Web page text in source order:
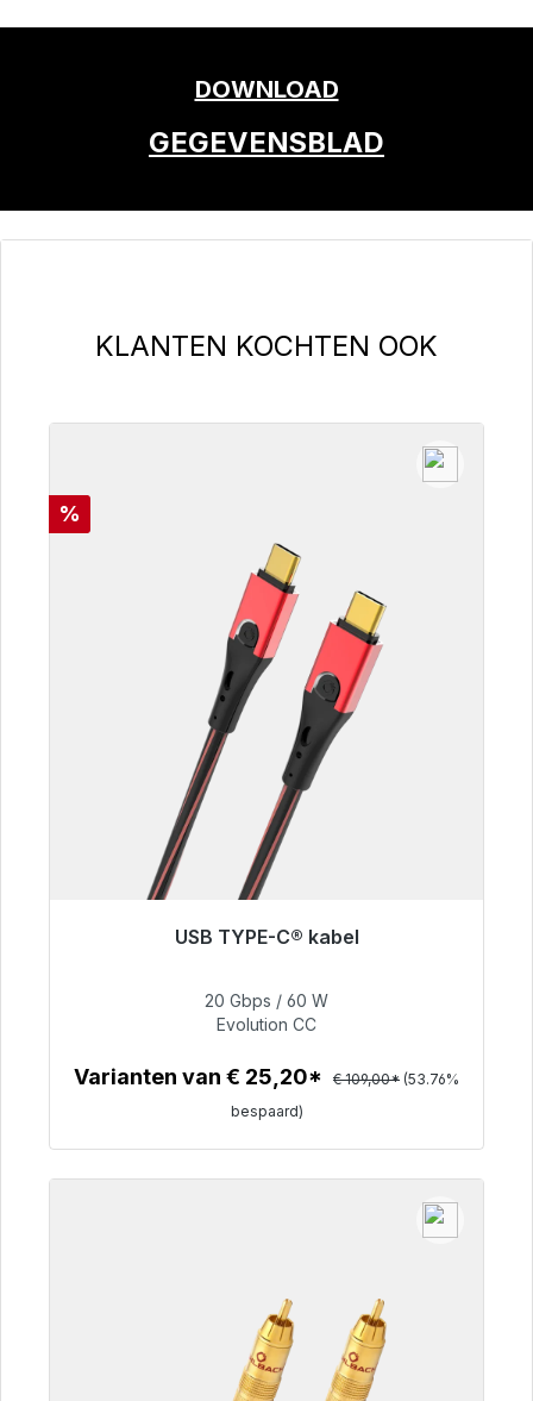
DOWNLOAD
GEGEVENSBLAD
Productgalerij overslaan
KLANTEN KOCHTEN OOK
Korting
%
USB TYPE-C® kabel
48 uur*
Details
20 Gbps / 60 W
Evolution CC
Varianten van € 25,20* € 109,00* (53.76%
bespaard)